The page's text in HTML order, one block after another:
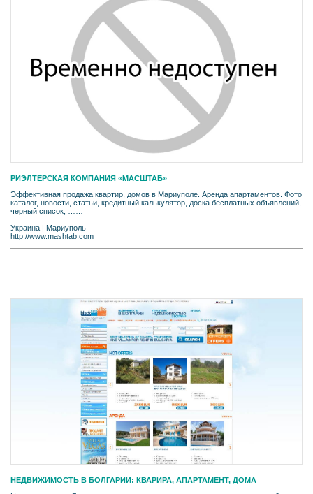
РИЭЛТЕРСКАЯ КОМПАНИЯ «МАСШТАБ»
Эффективная продажа квартир, домов в Мариуполе. Аренда апартаментов. Фото
каталог, новости, статьи, кредитный калькулятор, доска бесплатных объявлений,
черный список, ……
Украина | Мариуполь
http://www.mashtab.com
НЕДВИЖИМОСТЬ В БОЛГАРИИ: КВАРИРА, АПАРТАМЕНТ, ДОМA